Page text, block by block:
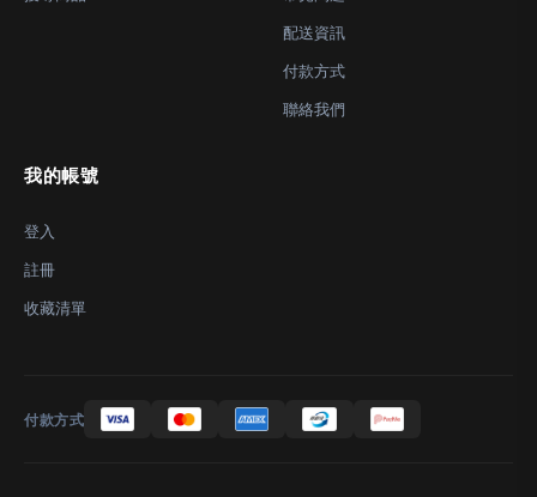
配送資訊
付款方式
聯絡我們
我的帳號
登入
註冊
收藏清單
付款方式